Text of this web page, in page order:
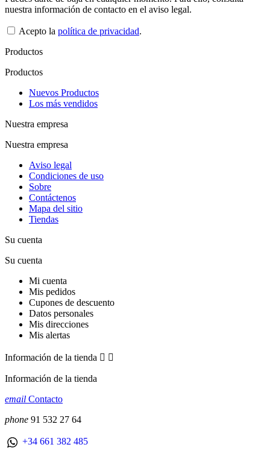
nuestra información de contacto en el aviso legal.
Acepto la política de privacidad.
Productos
Productos
Nuevos Productos
Los más vendidos
Nuestra empresa
Nuestra empresa
Aviso legal
Condiciones de uso
Sobre
Contáctenos
Mapa del sitio
Tiendas
Su cuenta
Su cuenta
Mi cuenta
Mis pedidos
Cupones de descuento
Datos personales
Mis direcciones
Mis alertas
Información de la tienda  
Información de la tienda
email Contacto
phone 91 532 27 64
+34 661 382 485